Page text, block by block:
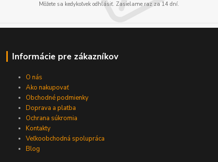
Môžete sa kedykoľvek odhlásiť. Zasielame raz za 14 dní.
Informácie pre zákazníkov
O nás
Ako nakupovať
Obchodné podmienky
Doprava a platba
Ochrana súkromia
Kontakty
Veľkoobchodná spolupráca
Blog